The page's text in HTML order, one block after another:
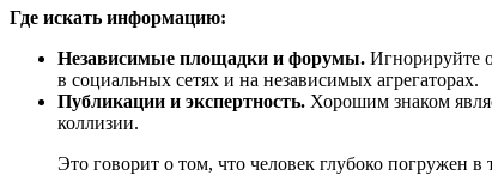
Где искать информацию:
Независимые площадки и форумы. Игнорируйте
в социальных сетях и на независимых агрегаторах.
Публикации и экспертность. Хорошим знаком
коллизии.
Это говорит о том, что человек глубоко погружен в